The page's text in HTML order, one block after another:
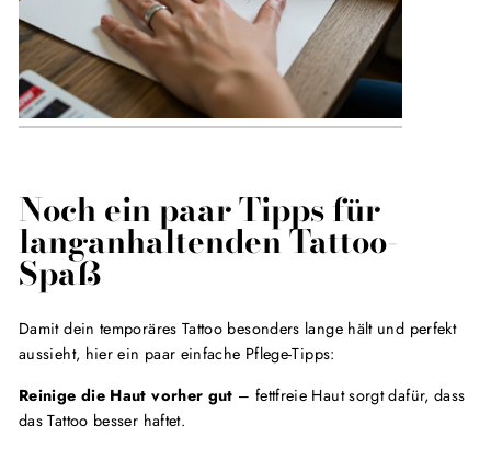
Noch ein paar Tipps für
langanhaltenden Tattoo-
Spaß
Damit dein temporäres Tattoo besonders lange hält und perfekt
aussieht, hier ein paar einfache Pflege-Tipps:
Reinige die Haut vorher gut – fettfreie Haut sorgt dafür, dass
das Tattoo besser haftet.